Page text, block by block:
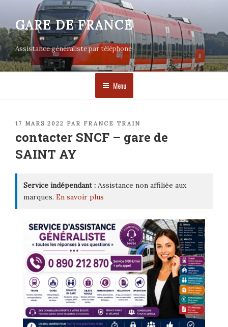
contenu
principal
GARE DE FRANCE
Assistance généraliste par téléphone
Menu
PUBLIÉ
17 MARS 2022 PAR FRANCE TRAIN
contacter SNCF – gare de
SAINT AY
Service indépendant : Assistance non affiliée aux
marques. En savoir plus